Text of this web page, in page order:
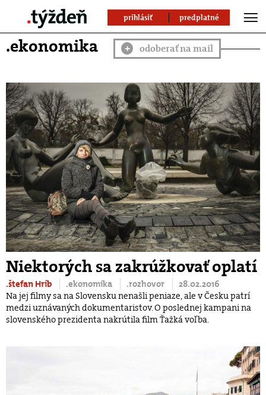
prihlásiť predplatné
.ekonomika + odoberať na mail
Niektorých sa zakrúžkovať oplatí
.štefan Hríb .ekonomika .rozhovor
28.02.2016
Na jej filmy sa na Slovensku nenašli peniaze, ale v Česku patrí
medzi uznávaných dokumentaristov. O poslednej kampani na
slovenského prezidenta nakrútila film Ťažká voľba.